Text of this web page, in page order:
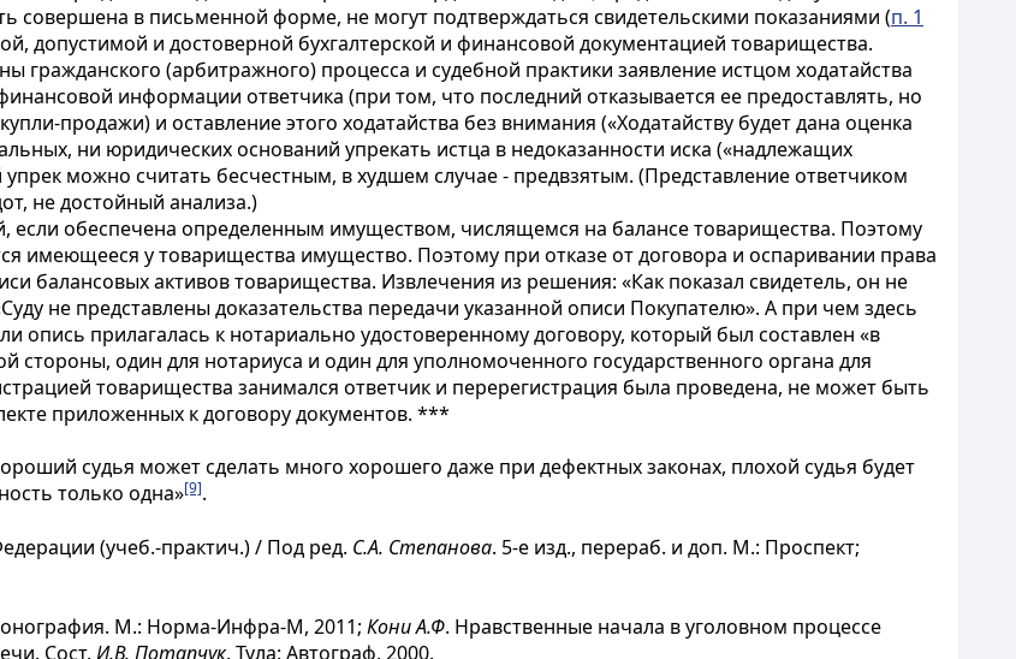
совершена в письменной форме, не могут подтверждаться свидетельскими показаниями (п. 1
допустимой и достоверной бухгалтерской и финансовой документацией товарищества.
гражданского (арбитражного) процесса и судебной практики заявление истцом ходатайства
информации ответчика (при том, что последний отказывается ее предоставлять, но
продажи) и оставление этого ходатайства без внимания («Ходатайству будет дана оценка
ни юридических оснований упрекать истца в недоказанности иска («надлежащих
можно считать бесчестным, в худшем случае - предвзятым. (Представление ответчиком
не достойный анализа.)
если обеспечена определенным имуществом, числящемся на балансе товарищества. Поэтому
имеющееся у товарищества имущество. Поэтому при отказе от договора и оспаривании права
балансовых активов товарищества. Извлечения из решения: «Как показал свидетель, он не
не представлены доказательства передачи указанной описи Покупателю». А при чем здесь
опись прилагалась к нотариально удостоверенному договору, который был составлен «в
стороны, один для нотариуса и один для уполномоченного государственного органа для
товарищества занимался ответчик и перерегистрация была проведена, не может быть
приложенных к договору документов. ***
судья может сделать много хорошего даже при дефектных законах, плохой судья будет
только одна»[9].
(учеб.-практич.) / Под ред. С.А. Степанова. 5-е изд., перераб. и доп. М.: Проспект;
М.: Норма-Инфра-М, 2011; Кони А.Ф. Нравственные начала в уголовном процессе
Сост. И.В. Потапчук. Тула: Автограф, 2000.